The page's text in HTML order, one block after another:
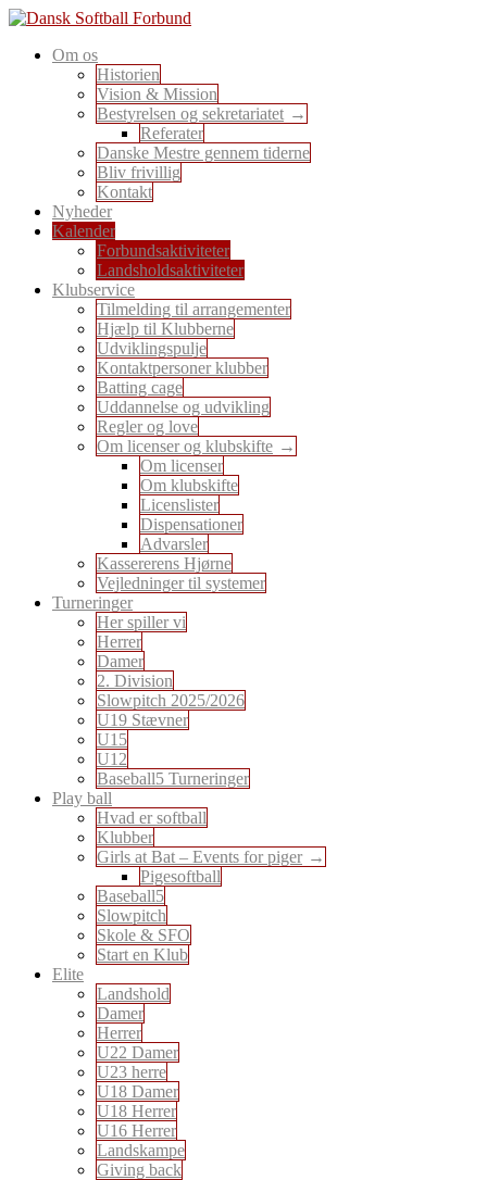
Skip
content
Dansk Softball Forbund
En sport for alle
Om os
Historien
Vision & Mission
Bestyrelsen og sekretariatet
Referater
Danske Mestre gennem tiderne
Bliv frivillig
Kontakt
Nyheder
Kalender
Forbundsaktiviteter
Landsholdsaktiviteter
Klubservice
Tilmelding til arrangementer
Hjælp til Klubberne
Udviklingspulje
Kontaktpersoner klubber
Batting cage
Uddannelse og udvikling
Regler og love
Om licenser og klubskifte
Om licenser
Om klubskifte
Licenslister
Dispensationer
Advarsler
Kassererens Hjørne
Vejledninger til systemer
Turneringer
Her spiller vi
Herrer
Damer
2. Division
Slowpitch 2025/2026
U19 Stævner
U15
U12
Baseball5 Turneringer
Play ball
Hvad er softball
Klubber
Girls at Bat – Events for piger
Pigesoftball
Baseball5
Slowpitch
Skole & SFO
Start en Klub
Elite
Landshold
Damer
Herrer
U22 Damer
U23 herre
U18 Damer
U18 Herrer
U16 Herrer
Landskampe
Giving back